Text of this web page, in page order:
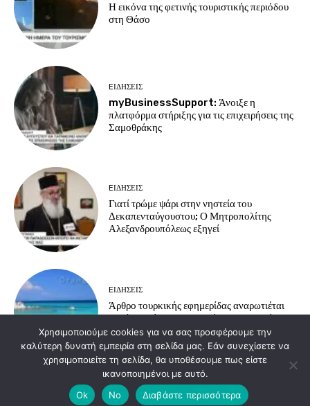
Η εικόνα της φετινής τουριστικής περιόδου
στη Θάσο
EΙΔΗΣΕΙΣ
myBusinessSupport: Άνοιξε η
πλατφόρμα στήριξης για τις επιχειρήσεις της
Σαμοθράκης
EΙΔΗΣΕΙΣ
Γιατί τρώμε ψάρι στην νηστεία του
Δεκαπενταύγουστου; Ο Μητροπολίτης
Αλεξανδρουπόλεως εξηγεί
EΙΔΗΣΕΙΣ
Άρθρο τουρκικής εφημερίδας αναρωτιέται
γιατί οι Τούρκοι προτιμούν τα ελληνικά
νησιά για διακοπές
Load more
Χρησιμοποιούμε cookies για να σας προσφέρουμε την
καλύτερη δυνατή εμπειρία στη σελίδα μας. Εάν συνεχίσετε να
χρησιμοποιείτε τη σελίδα, θα υποθέσουμε πως είστε
ικανοποιημένοι με αυτό.
Ok
No Διαβάστε περισσότερα